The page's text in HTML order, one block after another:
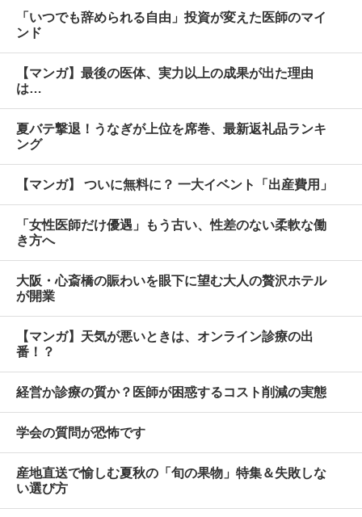
「いつでも辞められる自由」投資が変えた医師のマイ
ンド
【マンガ】最後の医体、実力以上の成果が出た理由
は…
夏バテ撃退！うなぎが上位を席巻、最新返礼品ランキ
ング
【マンガ】 ついに無料に？ 一大イベント「出産費用」
「女性医師だけ優遇」もう古い、性差のない柔軟な働
き方へ
大阪・心斎橋の賑わいを眼下に望む大人の贅沢ホテル
が開業
【マンガ】天気が悪いときは、オンライン診療の出
番！？
経営か診療の質か？医師が困惑するコスト削減の実態
学会の質問が恐怖です
産地直送で愉しむ夏秋の「旬の果物」特集＆失敗しな
い選び方